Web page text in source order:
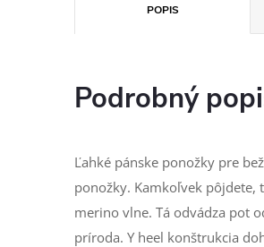
POPIS
Podrobný
Ľahké pánske ponožky pre
ponožky. Kamkoľvek pôjdete,
merino vlne. Tá odvádza pot
príroda. Y heel konštrukcia